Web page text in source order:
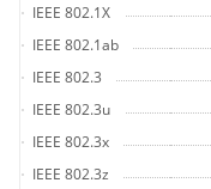
IEEE 802.1X
IEEE 802.1ab
IEEE 802.3
IEEE 802.3u
IEEE 802.3x
IEEE 802.3z